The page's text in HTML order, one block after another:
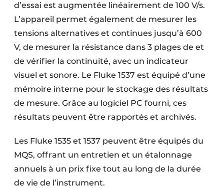
d’essai est augmentée linéairement de 100 V/s.
L’appareil permet également de mesurer les
tensions alternatives et continues jusqu’à 600
V, de mesurer la résistance dans 3 plages de et
de vérifier la continuité, avec un indicateur
visuel et sonore. Le Fluke 1537 est équipé d’une
mémoire interne pour le stockage des résultats
de mesure. Grâce au logiciel PC fourni, ces
résultats peuvent être rapportés et archivés.
Les Fluke 1535 et 1537 peuvent être équipés du
MQS, offrant un entretien et un étalonnage
annuels à un prix fixe tout au long de la durée
de vie de l’instrument.